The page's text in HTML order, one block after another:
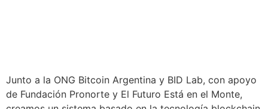
Junto a la ONG Bitcoin Argentina y BID Lab, con apoyo
de Fundación Pronorte y El Futuro Está en el Monte,